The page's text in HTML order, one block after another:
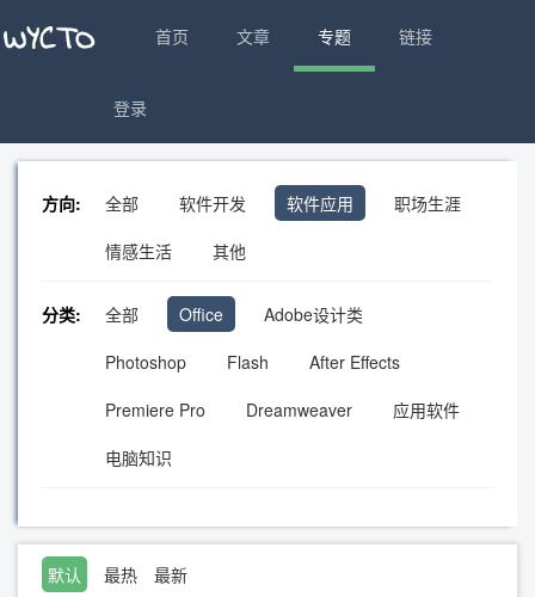
首页 文章 专题 链接
登录
方向: 全部 软件开发 软件应用
职场生涯
情感生活
其他
分类: 全部 Office
Adobe设计类
Photoshop
Flash
After Effects
Premiere Pro
Dreamweaver
应用软件
电脑知识
默认 最热 最新